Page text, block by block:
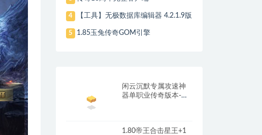
4 【工具】无极数据库编辑器 4.2.1.9版
5 1.85玉兔传奇GOM引擎
闲云沉默专属攻速神
器单职业传奇版本-带
1.80帝王合击星王+1